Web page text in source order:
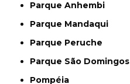
Parque Anhembi
Parque Mandaqui
Parque Peruche
Parque São Domingos
Pompéia